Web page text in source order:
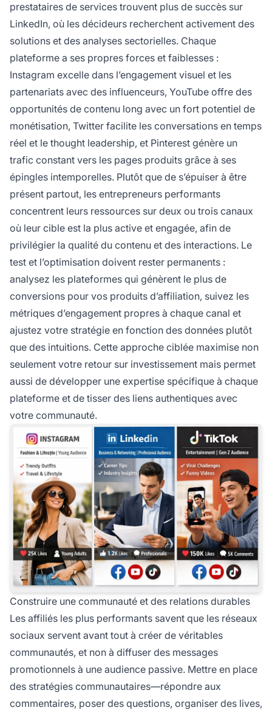
prestataires de services trouvent plus de succès sur
LinkedIn, où les décideurs recherchent activement des
solutions et des analyses sectorielles. Chaque
plateforme a ses propres forces et faiblesses :
Instagram excelle dans l’engagement visuel et les
partenariats avec des influenceurs, YouTube offre des
opportunités de contenu long avec un fort potentiel de
monétisation, Twitter facilite les conversations en temps
réel et le thought leadership, et Pinterest génère un
trafic constant vers les pages produits grâce à ses
épingles intemporelles. Plutôt que de s’épuiser à être
présent partout, les entrepreneurs performants
concentrent leurs ressources sur deux ou trois canaux
où leur cible est la plus active et engagée, afin de
privilégier la qualité du contenu et des interactions. Le
test et l’optimisation doivent rester permanents :
analysez les plateformes qui génèrent le plus de
conversions pour vos produits d’affiliation, suivez les
métriques d’engagement propres à chaque canal et
ajustez votre stratégie en fonction des données plutôt
que des intuitions. Cette approche ciblée maximise non
seulement votre retour sur investissement mais permet
aussi de développer une expertise spécifique à chaque
plateforme et de tisser des liens authentiques avec
votre communauté.
Construire une communauté et des relations durables
Les affiliés les plus performants savent que les réseaux
sociaux servent avant tout à créer de véritables
communautés, et non à diffuser des messages
promotionnels à une audience passive. Mettre en place
des stratégies communautaires—répondre aux
commentaires, poser des questions, organiser des lives,